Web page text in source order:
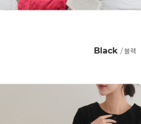
Black / 블랙